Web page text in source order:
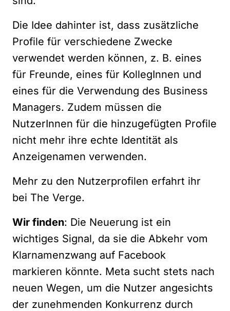
Die Idee dahinter ist, dass zusätzliche
Profile für verschiedene Zwecke
verwendet werden können, z. B. eines
für Freunde, eines für KollegInnen und
eines für die Verwendung des Business
Managers. Zudem müssen die
NutzerInnen für die hinzugefügten Profile
nicht mehr ihre echte Identität als
Anzeigenamen verwenden.
Mehr zu den Nutzerprofilen erfahrt ihr
bei The Verge.
Wir finden: Die Neuerung ist ein
wichtiges Signal, da sie die Abkehr vom
Klarnamenzwang auf Facebook
markieren könnte. Meta sucht stets nach
neuen Wegen, um die Nutzer angesichts
der zunehmenden Konkurrenz durch